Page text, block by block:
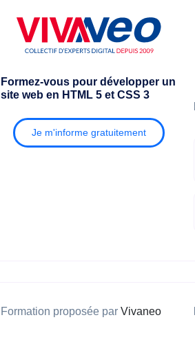
Formez-vous pour développer un
site web en HTML 5 et CSS 3
Je m'informe gratuitement
Formation proposée par Vivaneo